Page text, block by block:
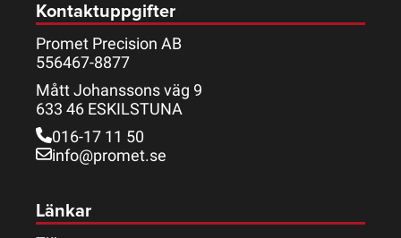
Kontaktuppgifter
Promet Precision AB
556467-8877
Mått Johanssons väg 9
633 46 ESKILSTUNA
016-17 11 50
info@promet.se
Länkar